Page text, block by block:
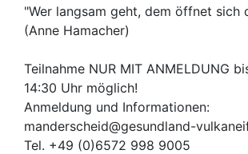
"Wer langsam geht, dem öffnet sich
(Anne Hamacher)
Teilnahme NUR MIT ANMELDUNG
14:30 Uhr möglich!
Anmeldung und Informationen:
manderscheid@gesundland-
Tel. +49 (0)6572 998 9005